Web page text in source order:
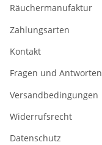
Räuchermanufaktur
Zahlungsarten
Kontakt
Fragen und Antworten
Versandbedingungen
Widerrufsrecht
Datenschutz